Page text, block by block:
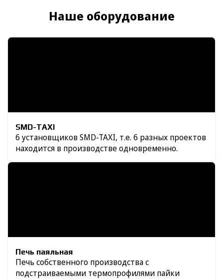
Наше оборудование
SMD-TAXI
6 установщиков SMD-TAXI, т.е. 6 разных проектов
находится в производстве одновременно.
Печь паяльная
Печь собственного производства с
подстраиваемыми термопрофилями пайки